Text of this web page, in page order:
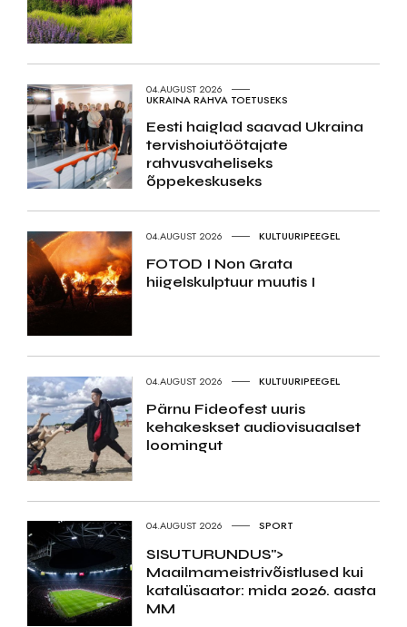
04.AUGUST 2026
UKRAINA RAHVA TOETUSEKS
Eesti haiglad saavad Ukraina
tervishoiutöötajate
rahvusvaheliseks
õppekeskuseks
04.AUGUST 2026 KULTUURIPEEGEL
FOTOD I Non Grata
hiigelskulptuur muutis I
04.AUGUST 2026 KULTUURIPEEGEL
Pärnu Fideofest uuris
kehakeskset audiovisuaalset
loomingut
04.AUGUST 2026 SPORT
SISUTURUNDUS">
Maailmameistrivõistlused kui
katalüsaator: mida 2026. aasta
MM